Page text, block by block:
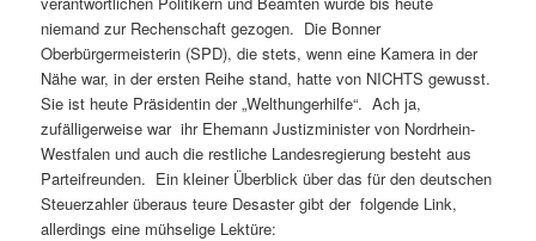
niemand zur Rechenschaft gezogen. Die Bonner
Oberbürgermeisterin (SPD), die stets, wenn eine Kamera in der
Nähe war, in der ersten Reihe stand, hatte von NICHTS gewusst.
Sie ist heute Präsidentin der „Welthungerhilfe“. Ach ja,
zufälligerweise war ihr Ehemann Justizminister von Nordrhein-
Westfalen und auch die restliche Landesregierung besteht aus
Parteifreunden. Ein kleiner Überblick über das für den deutschen
Steuerzahler überaus teure Desaster gibt der folgende Link,
allerdings eine mühselige Lektüre: